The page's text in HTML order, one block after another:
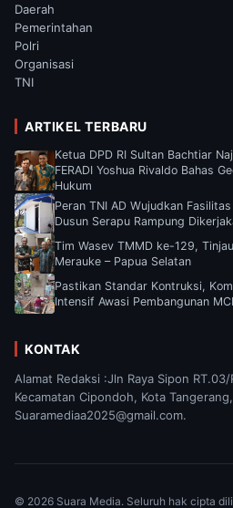
Daerah
Pemerintahan
Polri
Organisasi
TNI
ARTIKEL TERBARU
Ketua DPD RI Sultan Bachtiar
FERADI Yoshua Rivaldo Bahas
Hukum
Peran TNI AD Wujudkan
Dusun Serapu Rampung
Tim Wasev TMMD ke-129,
Merauke – Papua Selatan
Pastikan Standar Kontruksi,
Intensif Awasi Pembangunan
KONTAK
Alamat Redaksi :Jln Raya Sipon
Kecamatan Cipondoh, Kota
Suaramediaa2025@gmail.com.
© 2026 Suara Media. Seluruh hak cipta